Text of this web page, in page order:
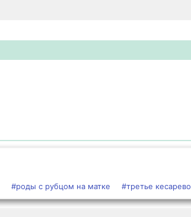
#роды с рубцом на матке #третье кесарево